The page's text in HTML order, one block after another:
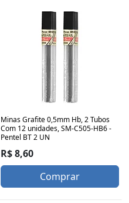
Minas Grafite 0,5mm Hb, 2 Tubos
Com 12 unidades, SM-C505-HB6 -
Pentel BT 2 UN
R$ 8,60
Comprar